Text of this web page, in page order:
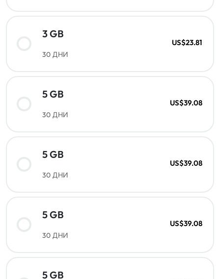
3 GB
30 ДНИ
US$23.81
5 GB
30 ДНИ
US$39.08
5 GB
30 ДНИ
US$39.08
5 GB
30 ДНИ
US$39.08
5 GB